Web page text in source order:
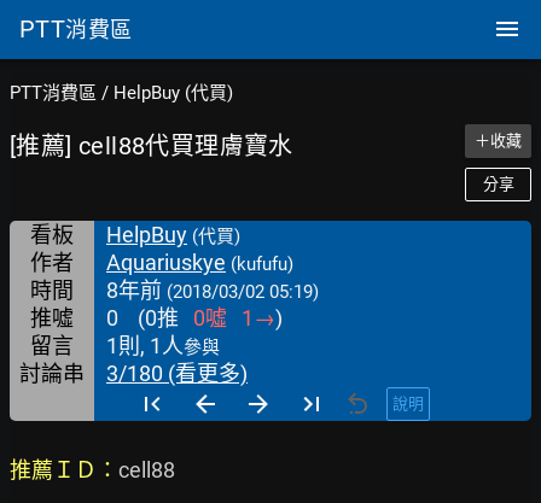
PTT消費區
PTT消費區 / HelpBuy (代買)
[推薦] cell88代買理膚寶水 ＋收藏
分享
看板 HelpBuy (代買)
作者 Aquariuskye (kufufu)
時間 8年前 (2018/03/02 05:19)
推噓 0 (0推 0噓 1 →)
留言
1則, 1人參與
討論串 3/180 (看更多)
說明
推薦ＩＤ： cell88